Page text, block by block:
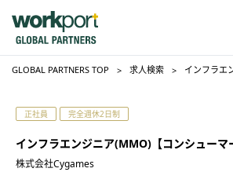
GLOBAL PARTNERS TOP 求人検索 インフラエ
正社員 完全週休2日制
インフラエンジニア(MMO)【コンシューマ
株式会社Cygames